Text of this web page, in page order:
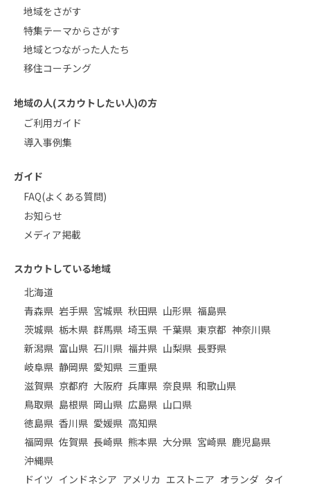
地域をさがす
特集テーマからさがす
地域とつながった人たち
移住コーチング
地域の人(スカウトしたい人)の方
ご利用ガイド
導入事例集
ガイド
FAQ(よくある質問)
お知らせ
メディア掲載
スカウトしている地域
北海道
青森県 岩手県 宮城県 秋田県 山形県 福島県
茨城県 栃木県 群馬県 埼玉県 千葉県 東京都 神奈川県
新潟県 富山県 石川県 福井県 山梨県 長野県
岐阜県 静岡県 愛知県 三重県
滋賀県 京都府 大阪府 兵庫県 奈良県 和歌山県
鳥取県 島根県 岡山県 広島県 山口県
徳島県 香川県 愛媛県 高知県
福岡県 佐賀県 長崎県 熊本県 大分県 宮崎県 鹿児島県
沖縄県
ドイツ インドネシア アメリカ エストニア オランダ タイ